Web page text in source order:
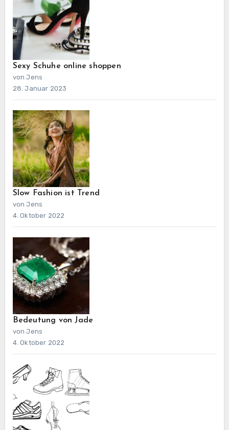
Sexy Schuhe online shoppen
von Jens
28. Januar 2023
Slow Fashion ist Trend
von Jens
4. Oktober 2022
Bedeutung von Jade
von Jens
4. Oktober 2022